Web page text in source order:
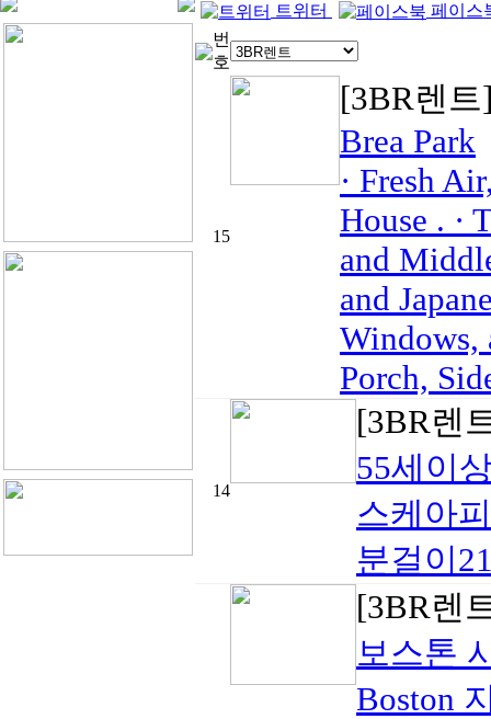
트위터
페이스
번
호
15
[3BR렌
Brea Park
· Fresh
House . ·
and
and
Windows,
Porch,
14
[3BR렌
55세이
스케아
분걸이
[3BR렌
보스톤
Boston